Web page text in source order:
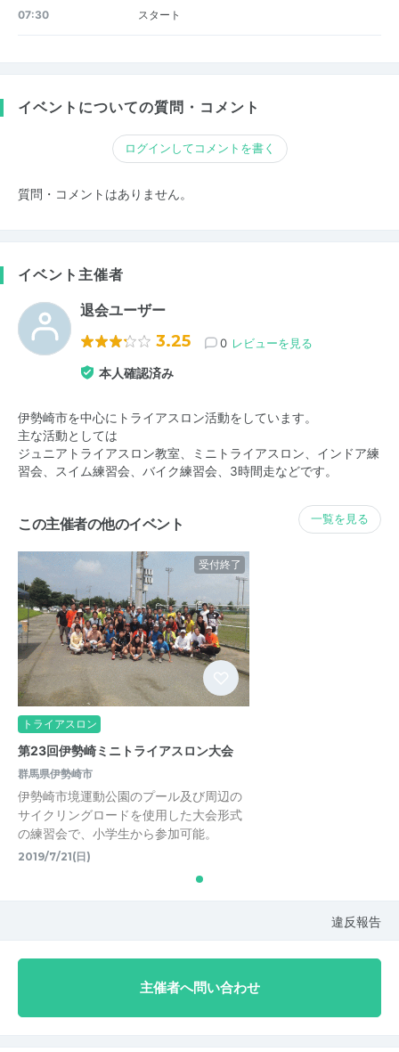
07:30 スタート
イベントについての質問・コメント
ログインしてコメントを書く
質問・コメントはありません。
イベント主催者
退会ユーザー
3.25 0 レビューを見る
本人確認済み
伊勢崎市を中心にトライアスロン活動をしています。
主な活動としては
ジュニアトライアスロン教室、ミニトライアスロン、インドア練
習会、スイム練習会、バイク練習会、3時間走などです。
この主催者の他のイベント 一覧を見る
受付終了
トライアスロン
第23回伊勢崎ミニトライアスロン大会
群馬県伊勢崎市
伊勢崎市境運動公園のプール及び周辺の
サイクリングロードを使用した大会形式
の練習会で、小学生から参加可能。
2019/7/21(日)
違反報告
主催者へ問い合わせ